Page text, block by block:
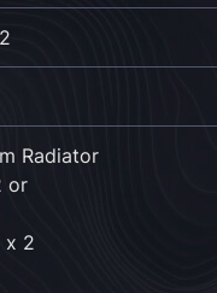
Radiator
or
x 2